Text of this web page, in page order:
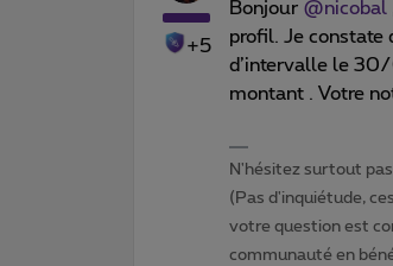
+5
Bonjour @nicobal
profil. Je constate
d’intervalle le
montant . Votre
N'hésitez surtout
(Pas d'inquiétude,
votre question est
communauté en